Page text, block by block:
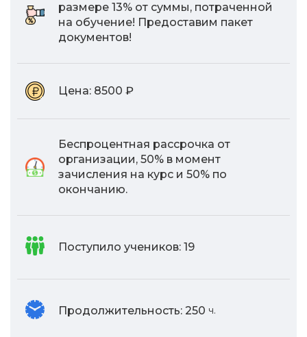
размере 13% от суммы, потраченной
на обучение! Предоставим пакет
документов!
Цена: 8500 ₽
Беспроцентная рассрочка от
организации, 50% в момент
зачисления на курс и 50% по
окончанию.
Поступило учеников: 19
Продолжительность: 250 ч.